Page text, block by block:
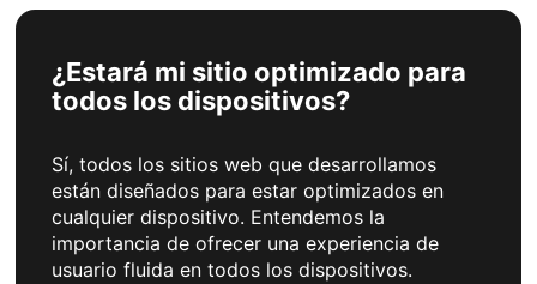
¿Estará mi sitio optimizado para
todos los dispositivos?
Sí, todos los sitios web que desarrollamos
están diseñados para estar optimizados en
cualquier dispositivo. Entendemos la
importancia de ofrecer una experiencia de
usuario fluida en todos los dispositivos.